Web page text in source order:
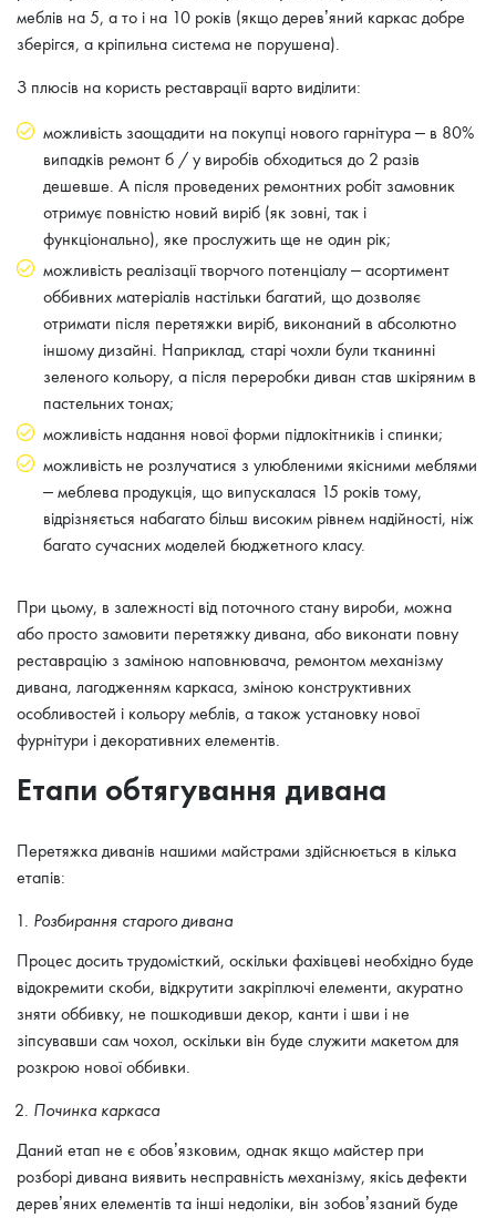
меблів на 5, а то і на 10 років (якщо дерев’яний каркас добре
зберігся, а кріпильна система не порушена).
З плюсів на користь реставрації варто виділити:
можливість заощадити на покупці нового гарнітура – в 80%
випадків ремонт б / у виробів обходиться до 2 разів
дешевше. А після проведених ремонтних робіт замовник
отримує повністю новий виріб (як зовні, так і
функціонально), яке прослужить ще не один рік;
можливість реалізації творчого потенціалу – асортимент
оббивних матеріалів настільки багатий, що дозволяє
отримати після перетяжки виріб, виконаний в абсолютно
іншому дизайні. Наприклад, старі чохли були тканинні
зеленого кольору, а після переробки диван став шкіряним в
пастельних тонах;
можливість надання нової форми підлокітників і спинки;
можливість не розлучатися з улюбленими якісними меблями
– меблева продукція, що випускалася 15 років тому,
відрізняється набагато більш високим рівнем надійності, ніж
багато сучасних моделей бюджетного класу.
При цьому, в залежності від поточного стану вироби, можна
або просто замовити перетяжку дивана, або виконати повну
реставрацію з заміною наповнювача, ремонтом механізму
дивана, лагодженням каркаса, зміною конструктивних
особливостей і кольору меблів, а також установку нової
фурнітури і декоративних елементів.
Етапи обтягування дивана
Перетяжка диванів нашими майстрами здійснюється в кілька
етапів:
Розбирання старого дивана
Процес досить трудомісткий, оскільки фахівцеві необхідно буде
відокремити скоби, відкрутити закріплючі елементи, акуратно
зняти оббивку, не пошкодивши декор, канти і шви і не
зіпсувавши сам чохол, оскільки він буде служити макетом для
розкрою нової оббивки.
Починка каркаса
Даний етап не є обов’язковим, однак якщо майстер при
розборі дивана виявить несправність механізму, якісь дефекти
дерев’яних елементів та інші недоліки, він зобов’язаний буде